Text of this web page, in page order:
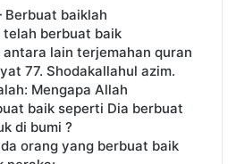
Berbuat baiklah
telah berbuat baik
lain terjemahan quran
77. Shodakallahul azim.
Mengapa Allah
baik seperti Dia berbuat
di bumi ?
orang yang berbuat baik